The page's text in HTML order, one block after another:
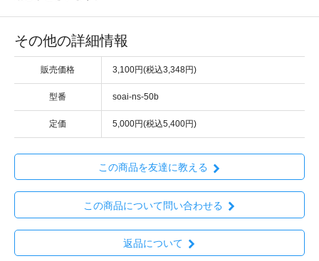
その他の詳細情報
販売価格 3,100円(税込3,348円)
型番 soai-ns-50b
定価 5,000円(税込5,400円)
この商品を友達に教える
この商品について問い合わせる
返品について